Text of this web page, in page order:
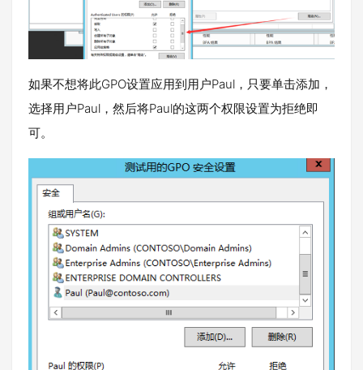
如果不想将此GPO设置应用到用户Paul，只要单击添加，
选择用户Paul，然后将Paul的这两个权限设置为拒绝即
可。